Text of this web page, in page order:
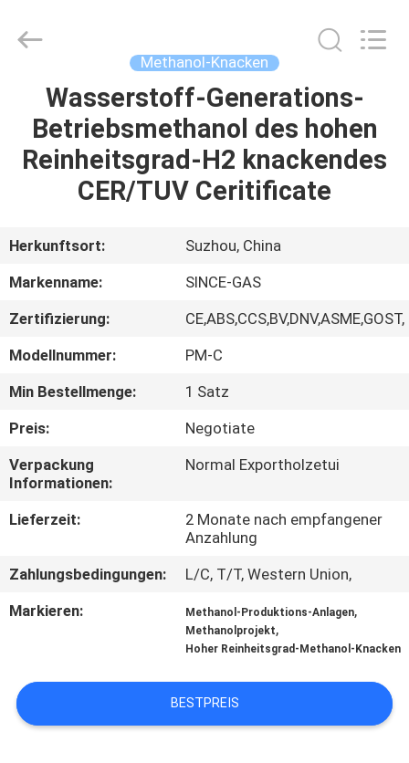
HEIM
PRODUKTE
UNS
QUALITÄTSKONTROLLE
KONTAKT
MIT
UNS
RECHTSSACHEN
ANFORDERN
Technology
Co.,Ltd.
Methanol-Knacken
Wasserstoff-Generations-
Betriebsmethanol des hohen
Reinheitsgrad-H2 knackendes
CER/TUV Ceritificate
Herkunftsort:
Suzhou, China
Markenname:
SINCE-GAS
Zertifizierung:
CE,ABS,CCS,BV,DNV,ASME,GOST,
Modellnummer:
PM-C
Min Bestellmenge:
1 Satz
Preis:
Negotiate
Verpackung
Informationen:
Normal Exportholzetui
Lieferzeit:
2 Monate nach empfangener
Anzahlung
Zahlungsbedingungen:
L/C, T/T, Western Union,
Markieren:
Methanol-Produktions-Anlagen,
Methanolprojekt,
Hoher Reinheitsgrad-Methanol-Knacken
BESTPREIS